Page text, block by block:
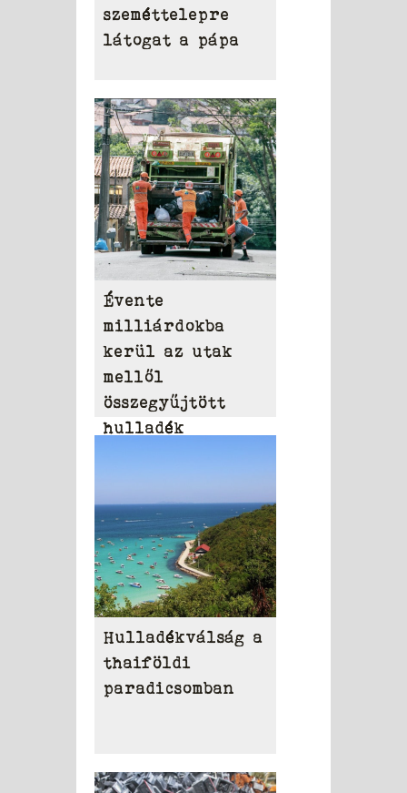
szeméttelepre
látogat a pápa
Évente
milliárdokba
kerül az utak
mellől
összegyűjtött
hulladék
Hulladékválság a
thaiföldi
paradicsomban